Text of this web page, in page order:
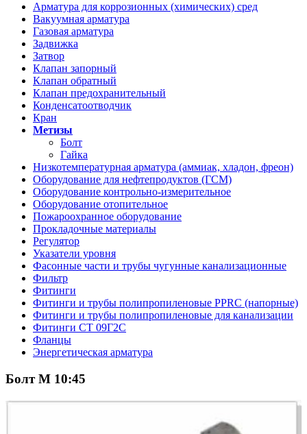
Арматура для коррозионных (химических) сред
Вакуумная арматура
Газовая арматура
Задвижка
Затвор
Клапан запорный
Клапан обратный
Клапан предохранительный
Конденсатоотводчик
Кран
Метизы
Болт
Гайка
Низкотемпературная арматура (аммиак, хладон, фреон)
Оборудование для нефтепродуктов (ГСМ)
Оборудование контрольно-измерительное
Оборудование отопительное
Пожароохранное оборудование
Прокладочные материалы
Регулятор
Указатели уровня
Фасонные части и трубы чугунные канализационные
Фильтр
Фитинги
Фитинги и трубы полипропиленовые PPRC (напорные)
Фитинги и трубы полипропиленовые для канализации
Фитинги СТ 09Г2С
Фланцы
Энергетическая арматура
Болт М 10:45